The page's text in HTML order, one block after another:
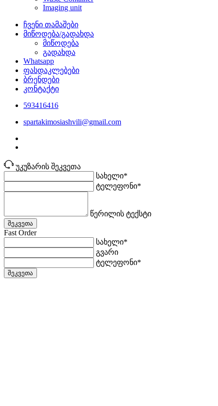
Imaging unit
ჩვენი თამაშები
მიწოდება/გადახდა
მიწოდება
გადახდა
Whatsapp
ფასდაკლებები
ბრენდები
კონტაქტი
593416416
spartakimosiashvili@gmail.com
უკუზარის შეკვეთა
სახელი*
ტელეფონი*
წერილის ტექსტი
შეკვეთა
Fast Order
სახელი*
გვარი
ტელეფონი*